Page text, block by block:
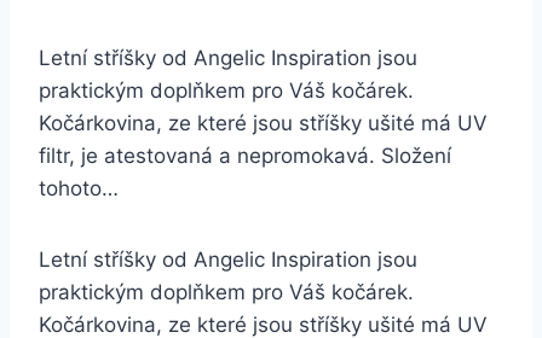
Letní stříšky od Angelic Inspiration jsou
praktickým doplňkem pro Váš kočárek.
Kočárkovina, ze které jsou stříšky ušité má UV
filtr, je atestovaná a nepromokavá. Složení
tohoto…
Letní stříšky od Angelic Inspiration jsou
praktickým doplňkem pro Váš kočárek.
Kočárkovina, ze které jsou stříšky ušité má UV